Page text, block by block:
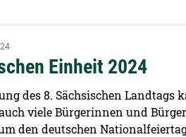
Einheit 2024
des 8. Sächsischen Landtags
viele Bürgerinnen und
den deutschen